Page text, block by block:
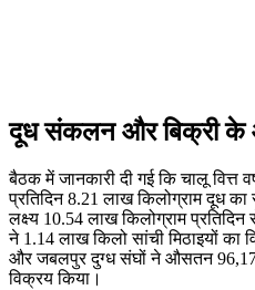
दूध संकलन और बिक्री
बैठक में जानकारी दी गई कि चालू
प्रतिदिन 8.21 लाख किलोग्राम दूध का
लक्ष्य 10.54 लाख किलोग्राम
ने 1.14 लाख किलो सांची मिठाइयों
और जबलपुर दुग्ध संघों ने औसतन
विक्रय किया।